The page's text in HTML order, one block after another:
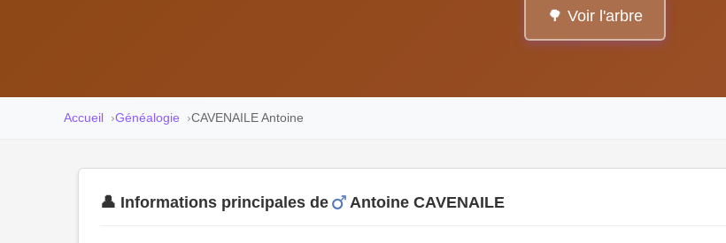
🌳 Voir l'arbre
Accueil Généalogie CAVENAILE Antoine
👤 Informations principales de Antoine CAVENAILE